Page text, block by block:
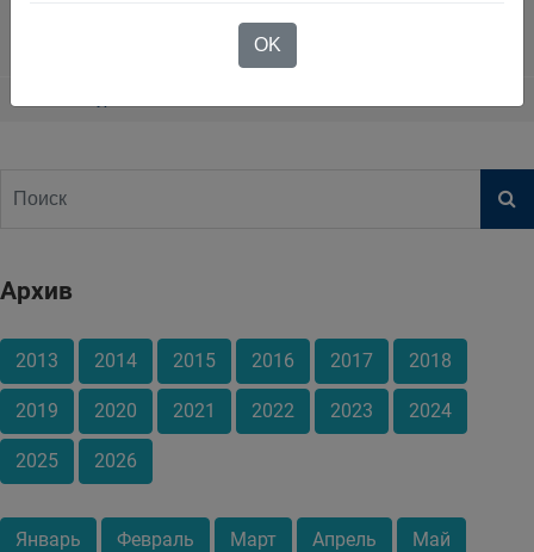
Первый Беловский городской Совет депутатов трудящихся.
Выборы в местный Совет 1939 года
Архив
2013 2014 2015 2016 2017 2018
2019 2020 2021 2022 2023 2024
2025 2026
Январь Февраль Март Апрель Май
OK